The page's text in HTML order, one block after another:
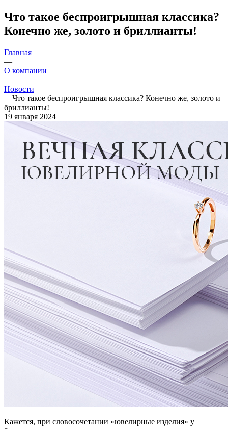
Что такое беспроигрышная классика?
Конечно же, золото и бриллианты!
Главная
—
О компании
—
Новости
—Что такое беспроигрышная классика? Конечно же, золото и
бриллианты!
19 января 2024
Кажется, при словосочетании «ювелирные изделия» у